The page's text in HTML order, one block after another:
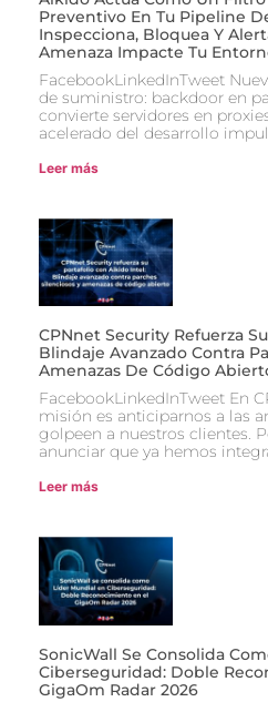
Preventivo En Tu Pipeline
Inspecciona, Bloquea Y
Amenaza Impacte Tu
FacebookLinkedInTweet
de suministro: backdoor en
convierte servidores en
acelerado del desarrollo
Leer más
CPNnet Security Refuerza
Blindaje Avanzado Contra
Amenazas De Código
FacebookLinkedInTweet En
misión es anticiparnos a las
golpeen a nuestros clientes.
anunciar que ya hemos
Leer más
SonicWall Se Consolida
Ciberseguridad: Doble
GigaOm Radar 2026